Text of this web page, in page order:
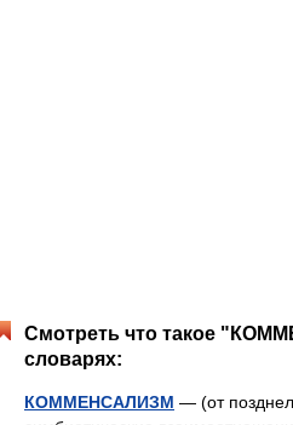
Смотреть что такое
словарях:
КОММЕНСАЛИЗМ — (от